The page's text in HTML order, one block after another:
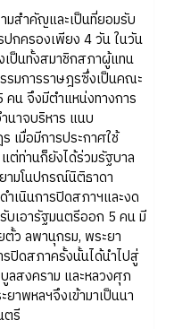
สำคัญและเป็นที่ยอมรับ
ปกครองเพียง 4 วัน ในวัน
ป็นทั้งสมาชิกสภาผู้แทน
รมการราษฎรซึ่งเป็นคณะ
คน จึงมีตำแหน่งทางการ
นาจบริหาร แนบ
เมื่อมีการประกาศใช้
ท่านก็ยังได้ร่วมรัฐบาล
ามโนปกรณ์นิติธาดา
เนินการปิดสภาฯและงด
บเอารัฐมนตรีออก 5 คน มี
ว ลพานุกรม, พระยา
ปิดสภาครั้งนั้นได้นำไปสู่
ลสงคราม และหลวงศุภ
าพหลฯจึงเข้ามาเป็นนา
ตรี